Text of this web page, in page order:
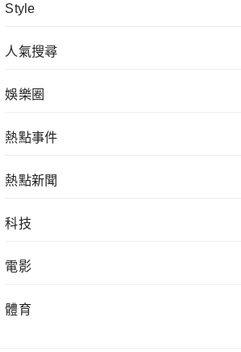
Style
人氣搜尋
娛樂圈
熱點事件
熱點新聞
科技
電影
體育